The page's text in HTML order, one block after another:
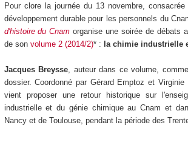
Pour clore la journée du 13 novembre,
développement durable pour les personnels du
d'histoire du Cnam organise une soirée de débats
de son volume 2 (2014/2)* : la chimie industrielle
Jacques Breysse , auteur dans ce volume,
dossier. Coordonné par Gérard Emptoz et
vient proposer une retour historique sur
industrielle et du génie chimique au Cnam et
Nancy et de Toulouse, pendant la période des